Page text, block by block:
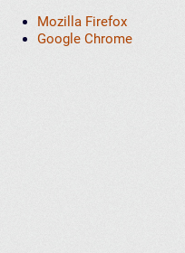
Mozilla Firefox
Google Chrome